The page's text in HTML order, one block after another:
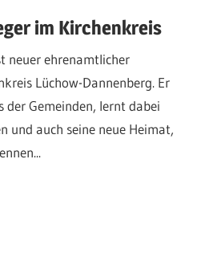
im Kirchenkreis
neuer ehrenamtlicher
Lüchow-Dannenberg. Er
der Gemeinden, lernt dabei
und auch seine neue Heimat,